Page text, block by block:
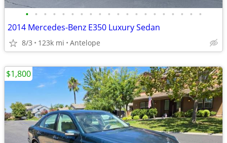
• • • • • • • • • • • • • • • • • • • •
2014 Mercedes-Benz E350 Luxury Sedan
8/3 123k mi Antelope
$1,800